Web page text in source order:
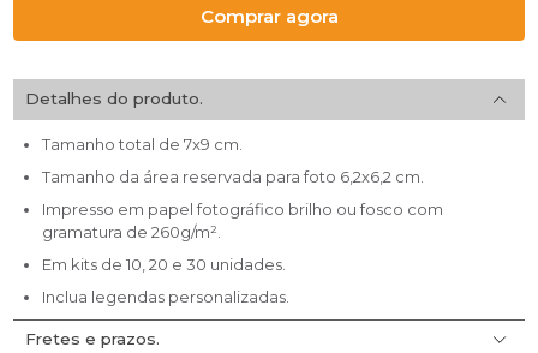
Comprar agora
Detalhes do produto.
Tamanho total de 7x9 cm.
Tamanho da área reservada para foto 6,2x6,2 cm.
Impresso em papel fotográfico brilho ou fosco com
gramatura de 260g/m².
Em kits de 10, 20 e 30 unidades.
Inclua legendas personalizadas.
Fretes e prazos.